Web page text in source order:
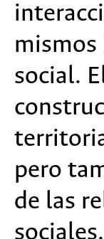
mismos
social.
pero
de las